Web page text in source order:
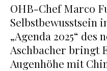
OHB-Chef Marco
Selbstbewusstsein
„Agenda 2025“ des
Aschbacher bringt
Augenhöhe mit